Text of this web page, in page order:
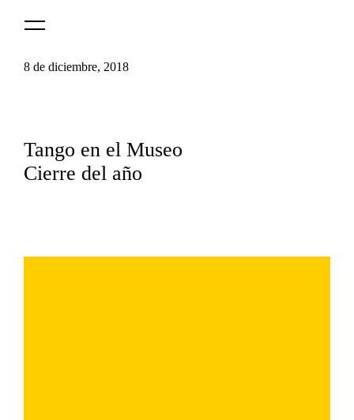
8 de diciembre, 2018
Tango en el Museo
Cierre del año